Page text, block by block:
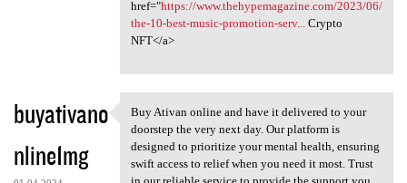
href="https://www.thehypemagazine.com/2023/06/
the-10-best-music-promotion-serv...Crypto
NFT</a>
buyativano
nline1mg
Buy Ativan online and have it
Buy Ativan online and have it delivered to your
doorstep the very next day. Our platform is
designed to prioritize your mental health, ensuring
swift access to relief when you need it most. Trust